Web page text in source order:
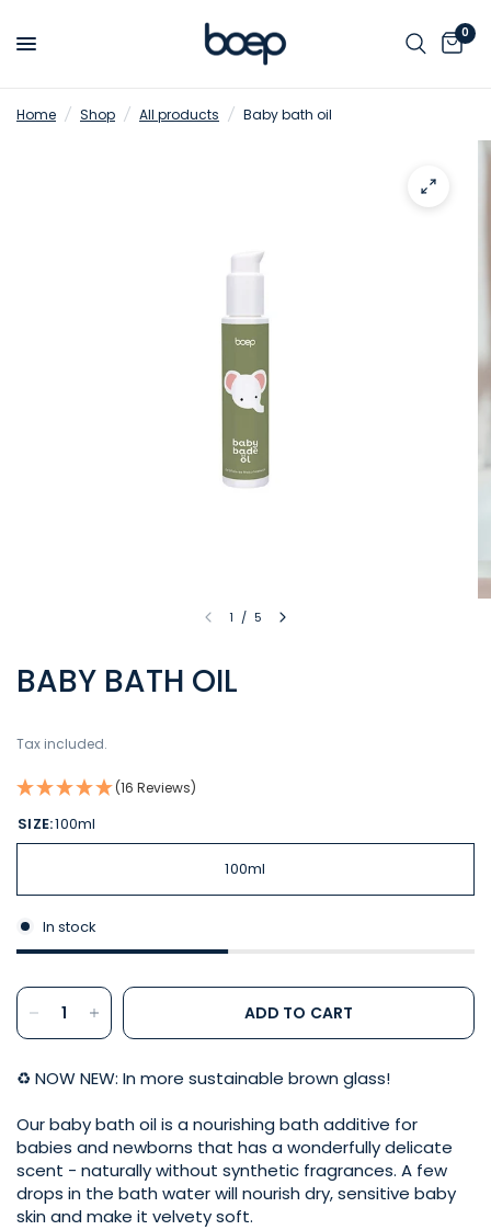
0
Home / Shop / All products / Baby bath oil
1 / 5
BABY BATH OIL
Tax included.
(16 Reviews)
SIZE:100ml
100ml
In stock
ADD TO CART
♻️ NOW NEW: In more sustainable brown glass!
Our baby bath oil is a nourishing bath additive for
babies and newborns that has a wonderfully delicate
scent - naturally without synthetic fragrances. A few
drops in the bath water will nourish dry, sensitive baby
skin and make it velvety soft.